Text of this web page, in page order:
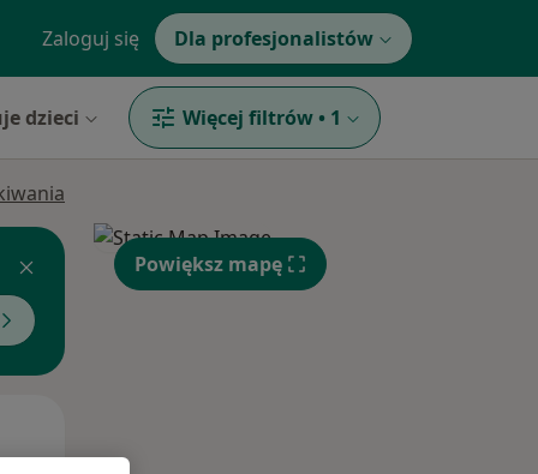
Zaloguj się Dla profesjonalistów
dzieci Więcej filtrów • 1
12 Sie
Powiększ mapę